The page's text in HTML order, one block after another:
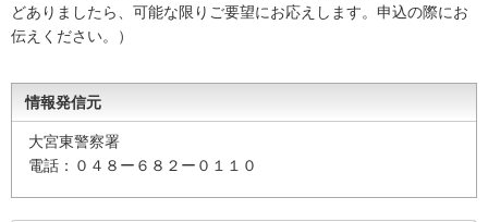
どありましたら、可能な限りご要望にお応えします。申込の際にお
伝えください。）
情報発信元
大宮東警察署
電話：０４８ー６８２ー０１１０